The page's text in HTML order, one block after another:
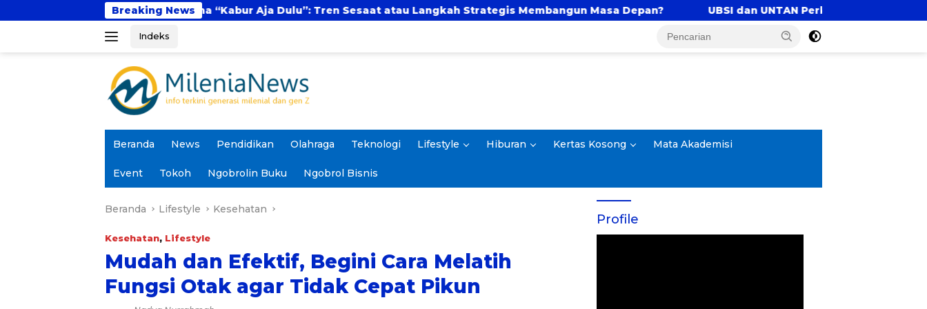
ke
Breaking News
Fenomena “Kabur Aja Dulu”: Tren Sesaat atau Langkah Strategis Membangun Masa Depan? UBSI dan UNTAN Perkuat Tri Dharma Lewat Kolaborasi
Indeks
Beranda News Pendidikan Olahraga Teknologi Lifestyle Hiburan Kertas Kosong Mata Akademisi
Event Tokoh Ngobrolin Buku Ngobrol Bisnis
Beranda Lifestyle Kesehatan
Kesehatan, Lifestyle
Mudah dan Efektif, Begini Cara Melatih
Fungsi Otak agar Tidak Cepat Pikun
Profile